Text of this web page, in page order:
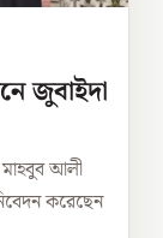
জুবাইদা
মাহবুব আলী
করেছেন